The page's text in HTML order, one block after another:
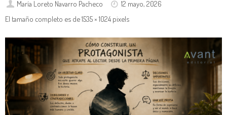
María Loreto Navarro Pacheco
12 mayo, 2026
El tamaño completo es de1535 × 1024 pixels